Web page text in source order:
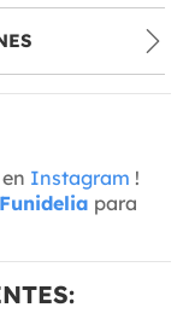
Instagram !
para